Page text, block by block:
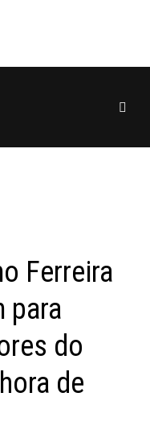
Ferreira
para
do
de